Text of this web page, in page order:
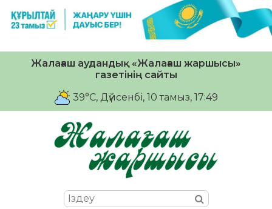
Жалағаш аудандық «Жалағаш жаршысы»
газетінің сайты
39°C, Дүйсенбі, 10 тамыз, 17:49